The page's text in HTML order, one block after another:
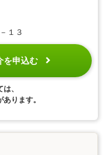
１３
を申込む
、
ります。